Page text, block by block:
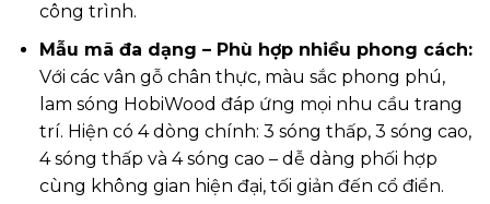
công trình.
Mẫu mã đa dạng – Phù hợp nhiều phong cách:
Với các vân gỗ chân thực, màu sắc phong phú,
lam sóng HobiWood đáp ứng mọi nhu cầu trang
trí. Hiện có 4 dòng chính: 3 sóng thấp, 3 sóng cao,
4 sóng thấp và 4 sóng cao – dễ dàng phối hợp
cùng không gian hiện đại, tối giản đến cổ điển.